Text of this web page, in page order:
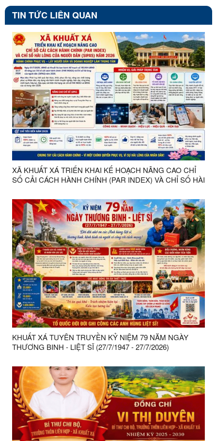
TIN TỨC LIÊN QUAN
XÃ KHUẤT XÁ TRIỂN KHAI KẾ HOẠCH NÂNG CAO CHỈ
SỐ CẢI CÁCH HÀNH CHÍNH (PAR INDEX) VÀ CHỈ SỐ HÀI
KHUẤT XÁ TUYÊN TRUYỀN KỶ NIỆM 79 NĂM NGÀY
THƯƠNG BINH - LIỆT SĨ (27/7/1947 - 27/7/2026)